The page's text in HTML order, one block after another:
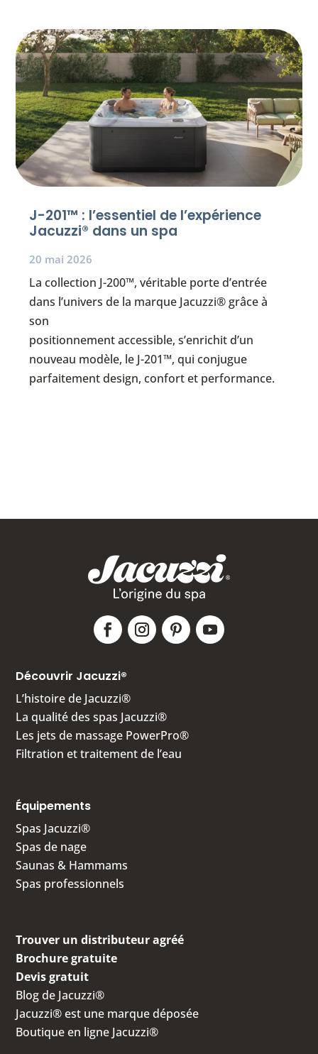
J-201™ : l’essentiel de l’expérience
Jacuzzi® dans un spa
20 mai 2026
La collection J-200™, véritable porte d’entrée
dans l’univers de la marque Jacuzzi® grâce à
son
positionnement accessible, s’enrichit d’un
nouveau modèle, le J-201™, qui conjugue
parfaitement design, confort et performance.
Découvrir Jacuzzi®
L’histoire de Jacuzzi®
La qualité des spas Jacuzzi®
Les jets de massage PowerPro®
Filtration et traitement de l’eau
Équipements
Spas Jacuzzi®
Spas de nage
Saunas & Hammams
Spas professionnels
Trouver un distributeur agréé
Brochure gratuite
Devis gratuit
Blog de Jacuzzi®
Jacuzzi® est une marque déposée
Boutique en ligne Jacuzzi®